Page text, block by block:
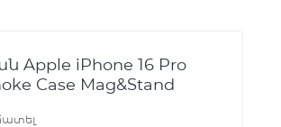
Apple iPhone 16 Pro
Case Mag&Stand